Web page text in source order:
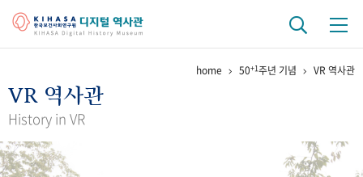
걸어온 길 기관 변천사
연구 역사
home 50+1주년 기념 VR 역사관
VR 역사관
History in VR